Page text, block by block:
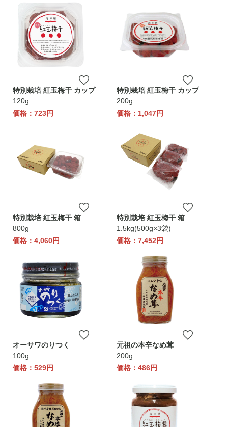
特別栽培 紅玉梅干 カップ
120g
価格：723円
特別栽培 紅玉梅干 カップ
200g
価格：1,047円
特別栽培 紅玉梅干 箱
800g
価格：4,060円
特別栽培 紅玉梅干 箱
1.5kg(500g×3袋)
価格：7,452円
オーサワのりつく
100g
価格：529円
元祖の本辛なめ茸
200g
価格：486円